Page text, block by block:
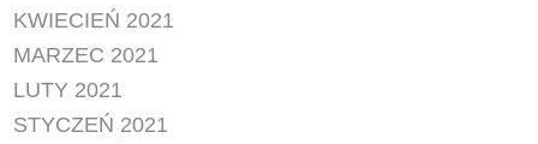
KWIECIEŃ 2021
MARZEC 2021
LUTY 2021
STYCZEŃ 2021